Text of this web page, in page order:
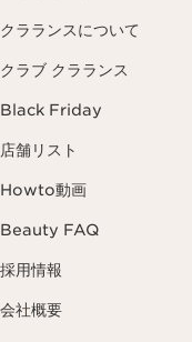
クラランスについて
クラブ クラランス
Black Friday
店舗リスト
Howto動画
Beauty FAQ
採用情報
会社概要